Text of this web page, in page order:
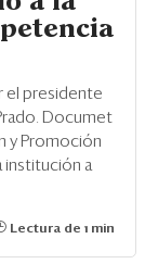
el presidente
Documet
y Promoción
institución a
Lectura de 1 min